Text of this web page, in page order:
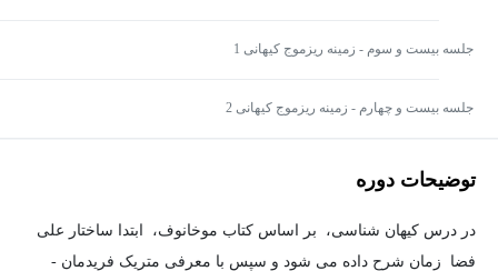
جلسه بیست و سوم - زمینه ریزموج کیهانی 1
جلسه بیست و چهارم - زمینه ریزموج کیهانی 2
توضیحات دوره
در درس کیهان شناسی، بر اساس کتاب موخانوف، ابتدا ساختار علی
فضا زمان شرح داده می شود و سپس با معرفی متریک فریدمان -